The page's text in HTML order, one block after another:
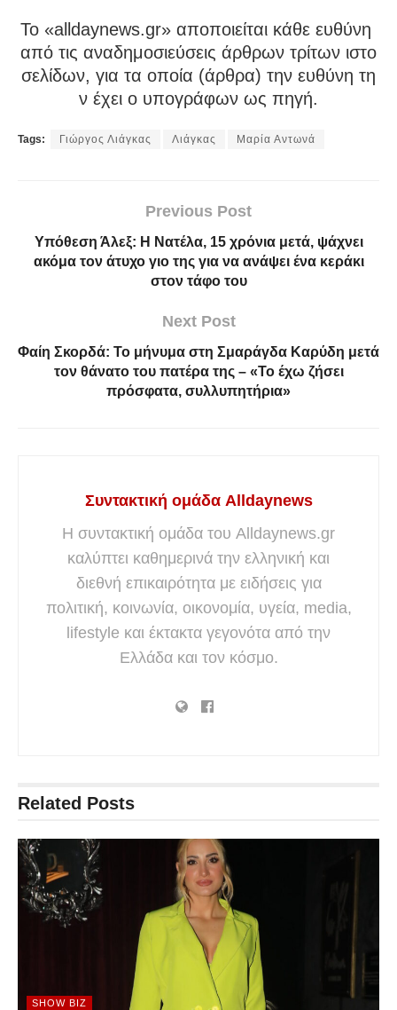
To «alldaynews.gr» αποποιείται κάθε ευθύνη
από τις αναδημοσιεύσεις άρθρων τρίτων ιστο
σελίδων, για τα οποία (άρθρα) την ευθύνη τη
ν έχει ο υπογράφων ως πηγή.
Tags: Γιώργος Λιάγκας Λιάγκας Μαρία Αντωνά
Previous Post
Υπόθεση Άλεξ: Η Νατέλα, 15 χρόνια μετά, ψάχνει
ακόμα τον άτυχο γιο της για να ανάψει ένα κεράκι
στον τάφο του
Next Post
Φαίη Σκορδά: Το μήνυμα στη Σμαράγδα Καρύδη μετά
τον θάνατο του πατέρα της – «Το έχω ζήσει
πρόσφατα, συλλυπητήρια»
Συντακτική ομάδα Alldaynews
Η συντακτική ομάδα του Alldaynews.gr
καλύπτει καθημερινά την ελληνική και
διεθνή επικαιρότητα με ειδήσεις για
πολιτική, κοινωνία, οικονομία, υγεία, media,
lifestyle και έκτακτα γεγονότα από την
Ελλάδα και τον κόσμο.
Related Posts
SHOW BIZ